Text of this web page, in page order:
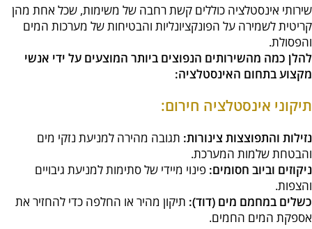
שירותי אינסטלציה כוללים קשת רחבה של משימות, שכל אחת מהן
קריטית לשמירה על הפונקציונליות והבטיחות של מערכות המים
והפסולת.
להלן כמה מהשירותים הנפוצים ביותר המוצעים על ידי אנשי
מקצוע בתחום האינסטלציה:
תיקוני אינסטלציה חירום:
נזילות והתפוצצות צינורות: תגובה מהירה למניעת נזקי מים
והבטחת שלמות המערכת.
ניקוזים וביוב חסומים: פינוי מיידי של סתימות למניעת גיבויים
והצפות.
כשלים במחמם מים (דוד): תיקון מהיר או החלפה כדי להחזיר את
אספקת המים החמים.